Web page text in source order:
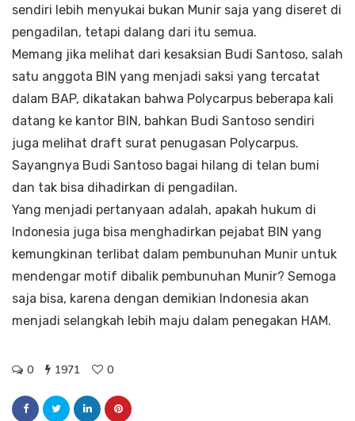
sendiri lebih menyukai bukan Munir saja yang diseret di
pengadilan, tetapi dalang dari itu semua.
Memang jika melihat dari kesaksian Budi Santoso, salah
satu anggota BIN yang menjadi saksi yang tercatat
dalam BAP, dikatakan bahwa Polycarpus beberapa kali
datang ke kantor BIN, bahkan Budi Santoso sendiri
juga melihat draft surat penugasan Polycarpus.
Sayangnya Budi Santoso bagai hilang di telan bumi
dan tak bisa dihadirkan di pengadilan.
Yang menjadi pertanyaan adalah, apakah hukum di
Indonesia juga bisa menghadirkan pejabat BIN yang
kemungkinan terlibat dalam pembunuhan Munir untuk
mendengar motif dibalik pembunuhan Munir? Semoga
saja bisa, karena dengan demikian Indonesia akan
menjadi selangkah lebih maju dalam penegakan HAM.
0 1971 0